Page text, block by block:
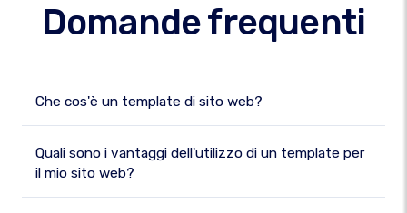
Domande frequenti
Che cos'è un template di sito web?
Quali sono i vantaggi dell'utilizzo di un template per
il mio sito web?